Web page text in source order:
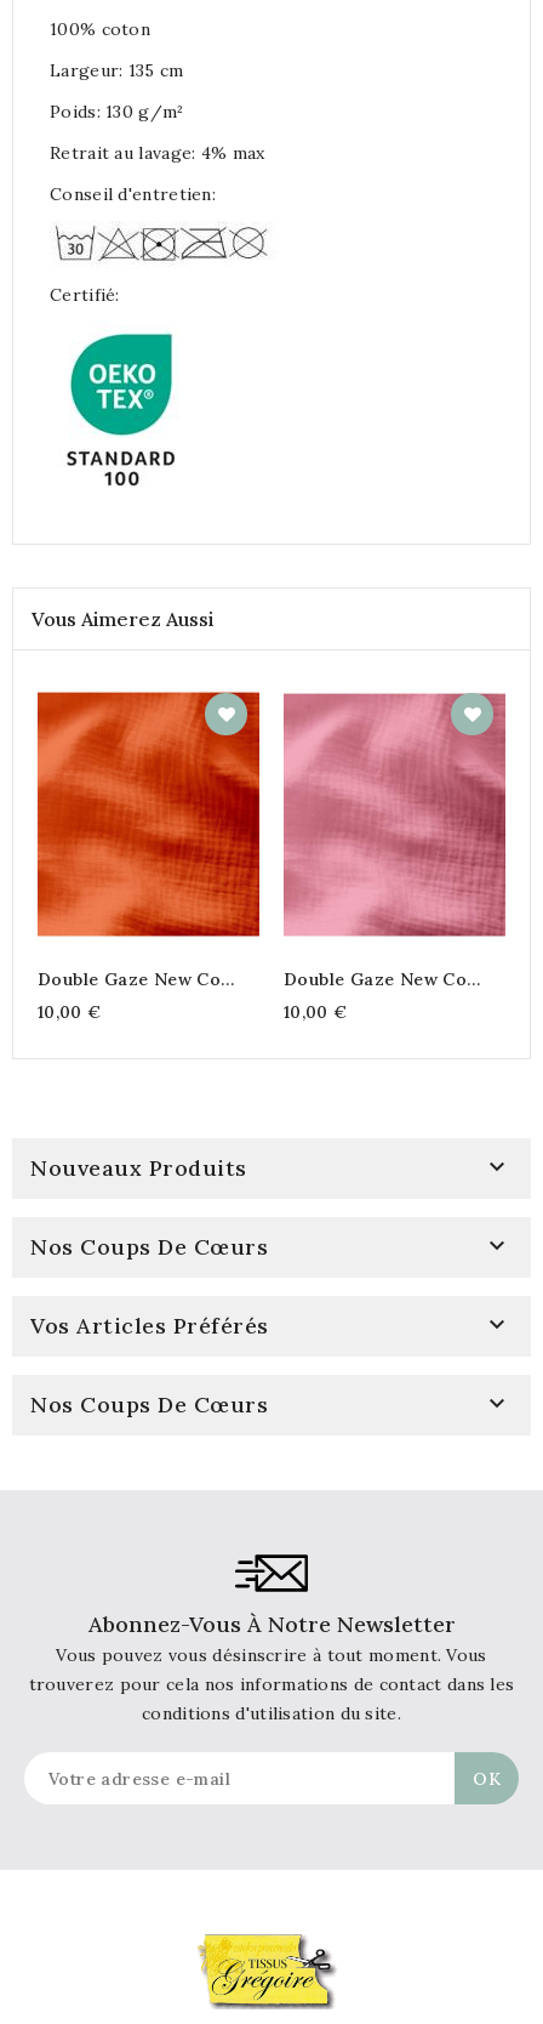
100% coton
Largeur: 135 cm
Poids: 130 g/m²
Retrait au lavage: 4% max
Conseil d'entretien:
Certifié:
Vous Aimerez Aussi
Double Gaze New Co
Tangerine
10,00 €
Double Gaze New Co
Bonbon
10,00 €
Nouveaux Produits 
Nos Coups De Cœurs 
Vos Articles Préférés 
Nos Coups De Cœurs 
Abonnez-Vous À Notre Newsletter
Vous pouvez vous désinscrire à tout moment. Vous
trouverez pour cela nos informations de contact dans les
conditions d'utilisation du site.